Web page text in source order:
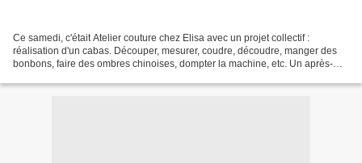
Ce samedi, c'était Atelier couture chez Elisa avec un projet collectif :
réalisation d'un cabas. Découper, mesurer, coudre, découdre, manger des
bonbons, faire des ombres chinoises, dompter la machine, etc. Un après-